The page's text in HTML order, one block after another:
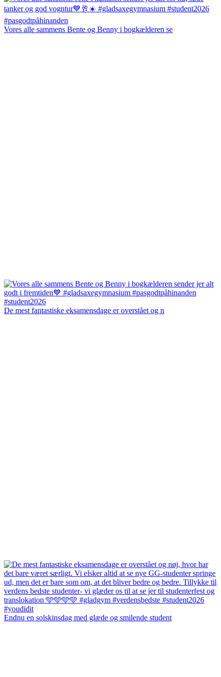
Vores alle sammens Bente og Benny i bogkælderen se
De mest fantastiske eksamensdage er overstået og n
Endnu en solskinsdag med glæde og smilende student